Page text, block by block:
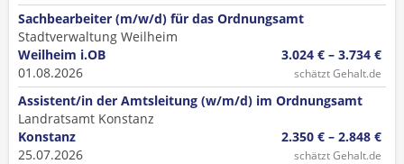
Sachbearbeiter (m/w/d) für das Ordnungsamt
Stadtverwaltung Weilheim
Weilheim i.OB
01.08.2026
3.024 € – 3.734 €
schätzt Gehalt.de
Assistent/in der Amtsleitung (w/m/d) im Ordnungsamt
Landratsamt Konstanz
Konstanz
25.07.2026
2.350 € – 2.848 €
schätzt Gehalt.de